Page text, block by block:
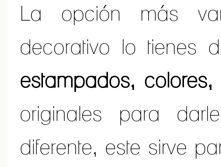
La opción más
decorativo lo tienes
estampados,
originales para
diferente, este sirve